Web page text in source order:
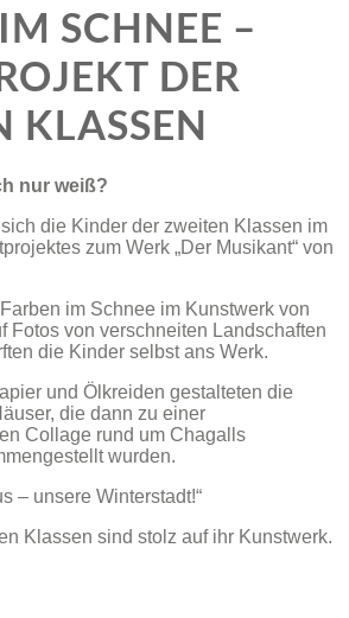
SCHNEE –
DER
KLASSEN
nur weiß?
die Kinder der zweiten Klassen im
zum Werk „Der Musikant“ von
im Schnee im Kunstwerk von
Fotos von verschneiten Landschaften
die Kinder selbst ans Werk.
und Ölkreiden gestalteten die
die dann zu einer
Collage rund um Chagalls
wurden.
– unsere Winterstadt!“
Klassen sind stolz auf ihr Kunstwerk.